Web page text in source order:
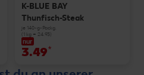
K-BLUE BAY
Thunfisch-Steak
je 140-g-Packg.
(1 kg = 24.93)
nur
3.49*